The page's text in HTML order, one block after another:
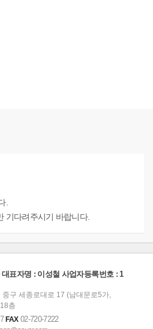
.
기다려주시기 바랍니다.
표자명 : 이성철 사업자등록번호 : 1
구 세종로대로 17 (남대문로5가,
층
FAX02-720-7222